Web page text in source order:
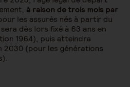
à raison de trois mois par
les assurés nés à partir du
dès lors fixé à 63 ans en
1964), puis atteindra
2030 (pour les générations